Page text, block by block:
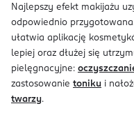
Najlepszy efekt makijażu
odpowiednio
ułatwia aplikację
lepiej oraz dłużej się
pielęgnacyjne:
zastosowanie toniku i
twarzy.